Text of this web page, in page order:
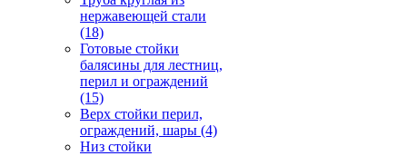
нержавеющей стали
(18)
Готовые стойки
балясины для лестниц,
перил и ограждений
(15)
Верх стойки перил,
ограждений, шары (4)
Низ стойки